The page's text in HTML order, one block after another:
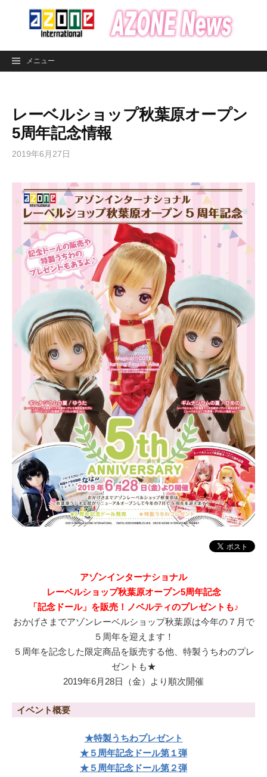
ン
メニュー
レーベルショップ秋葉原オープン
5周年記念情報
2019年6月27日
アゾンインターナショナル
レーベルショップ秋葉原オープン5周年記念
「記念ドール」を販売！ノベルティのプレゼントも♪
おかげさまでアゾンレーベルショップ秋葉原は今年の７月で
５周年を迎えます！
５周年を記念した限定商品を販売する他、特製うちわのプレ
ゼントも★
2019年6月28日（金）より順次開催
イベント概要
★特製うちわプレゼント
★５周年記念ドール第１弾
★５周年記念ドール第２弾